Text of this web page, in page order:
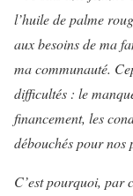
l’huile de palme
aux besoins de ma
ma communauté.
difficultés : le
financement, les
débouchés pour nos
C’est pourquoi, par